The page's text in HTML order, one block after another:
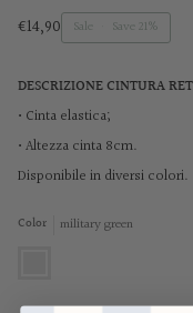
€14,90 Sale Save 21%
DESCRIZIONE CINTURA
• Cinta elastica;
• Altezza cinta 8cm.
Disponibile in diversi colori.
Color military green